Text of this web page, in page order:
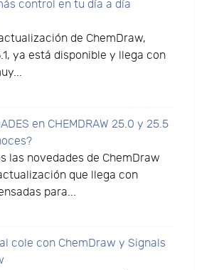
control en tu día a día
de ChemDraw,
ya está disponible y llega con
en CHEMDRAW 25.0 y 25.5
las novedades de ChemDraw
que llega con
para...
cole con ChemDraw y Signals